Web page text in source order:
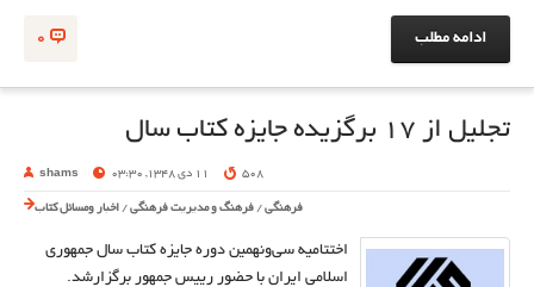
0 ادامه مطلب
تجلیل از 17 برگزیده جایزه کتاب سال
shams 11 دی 1348, 03:30 508
فرهنگی / فرهنگ و مدیریت فرهنگی / اخبار ومسائل کتاب
اختتامیه سی‌ونهمین دوره جایزه کتاب سال جمهوری
اسلامی ایران با حضور رییس جمهور برگزارشد.